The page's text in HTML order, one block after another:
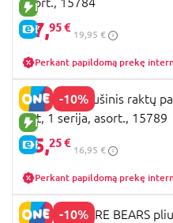
NAUJA PREKĖ
E-KAINA
17,95 €
19,95 €
Perkant papildomą prekę
-10%
NAUJA PREKĖ
E-KAINA
FUGGLER pliušinis raktų
Cat, 1 serija, asort., 15789
15,25 €
16,95 €
Perkant papildomą prekę
-10%
FUGGLER CARE BEARS